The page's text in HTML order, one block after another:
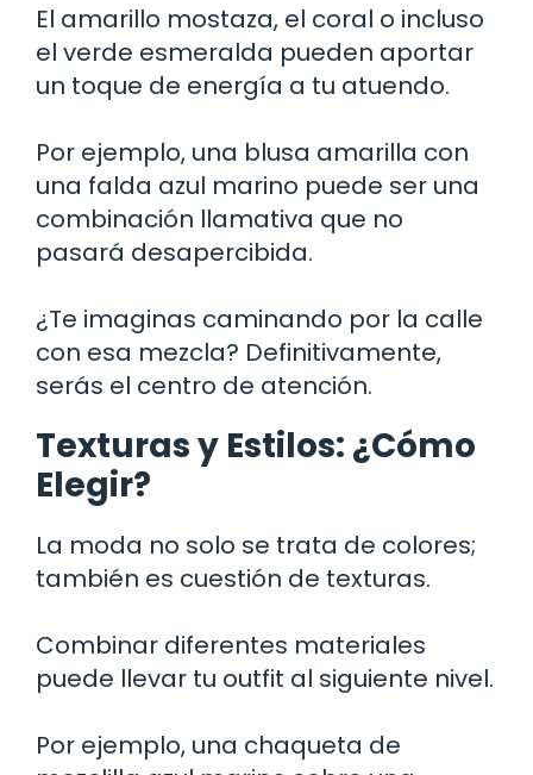
El amarillo mostaza, el coral o incluso
el verde esmeralda pueden aportar
un toque de energía a tu atuendo.
Por ejemplo, una blusa amarilla con
una falda azul marino puede ser una
combinación llamativa que no
pasará desapercibida.
¿Te imaginas caminando por la calle
con esa mezcla? Definitivamente,
serás el centro de atención.
Texturas y Estilos: ¿Cómo
Elegir?
La moda no solo se trata de colores;
también es cuestión de texturas.
Combinar diferentes materiales
puede llevar tu outfit al siguiente nivel.
Por ejemplo, una chaqueta de